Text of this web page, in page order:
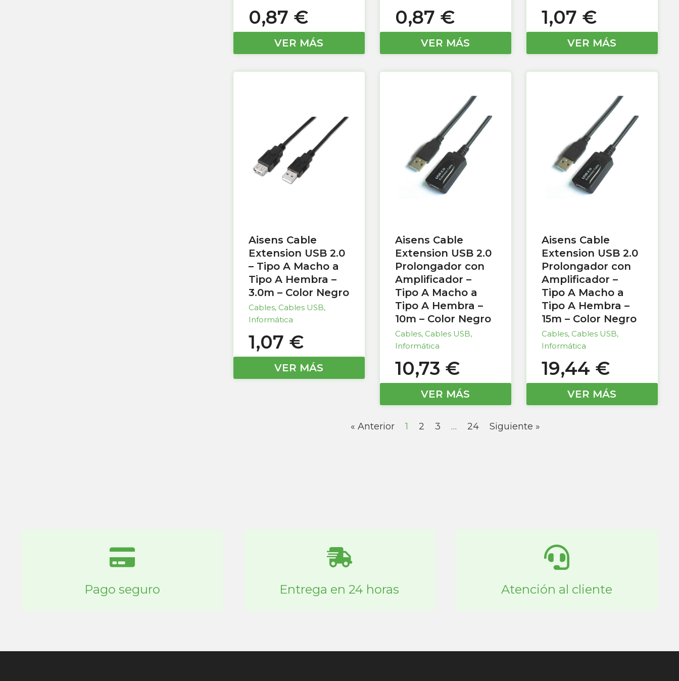
0,87 €
VER MÁS
0,87 €
VER MÁS
1,07 €
VER MÁS
Aisens Cable
Extension USB 2.0
– Tipo A Macho a
Tipo A Hembra –
3.0m – Color Negro
Cables, Cables USB,
Informática
1,07 €
VER MÁS
Aisens Cable
Extension USB 2.0
Prolongador con
Amplificador –
Tipo A Macho a
Tipo A Hembra –
10m – Color Negro
Cables, Cables USB,
Informática
10,73 €
VER MÁS
Aisens Cable
Extension USB 2.0
Prolongador con
Amplificador –
Tipo A Macho a
Tipo A Hembra –
15m – Color Negro
Cables, Cables USB,
Informática
19,44 €
VER MÁS
« Anterior 1 2 3 … 24 Siguiente »
Pago seguro Entrega en 24 horas Atención al cliente